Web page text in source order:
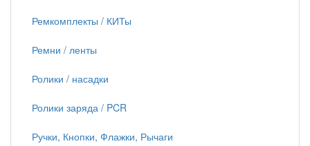
Ремкомплекты / КИТы
Ремни / ленты
Ролики / насадки
Ролики заряда / PCR
Ручки, Кнопки, Флажки, Рычаги